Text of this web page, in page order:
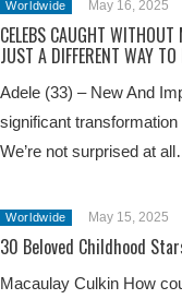
Worldwide May 16, 2025
CELEBS CAUGHT
JUST A DIFFERENT WAY
Adele (33) – New And
significant
We’re not surprised at
Worldwide May 15, 2025
30 Beloved Childhood
Macaulay Culkin How